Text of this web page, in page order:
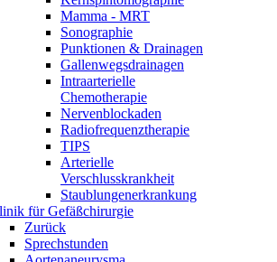
Mamma - MRT
Sonographie
Punktionen & Drainagen
Gallenwegsdrainagen
Intraarterielle
Chemotherapie
Nervenblockaden
Radiofrequenztherapie
TIPS
Arterielle
Verschlusskrankheit
Staublungenerkrankung
für Gefäßchirurgie
Zurück
Sprechstunden